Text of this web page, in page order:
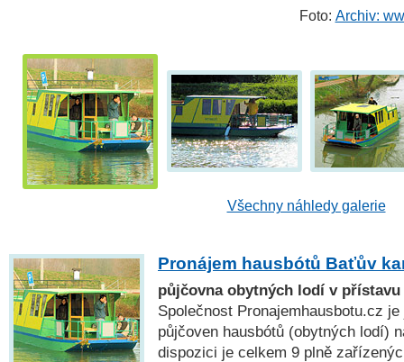
Foto: Archiv:
Všechny náhledy galerie
Pronájem hausbótů Baťův
půjčovna obytných lodí v přístavu
Společnost Pronajemhausbotu.cz
půjčoven hausbótů (obytných lodí)
dispozici je celkem 9 plně